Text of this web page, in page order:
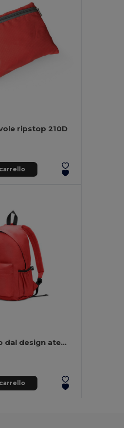
ripstop 210D
Zaino classico dal design atemporale in poliestere riciclato 600D